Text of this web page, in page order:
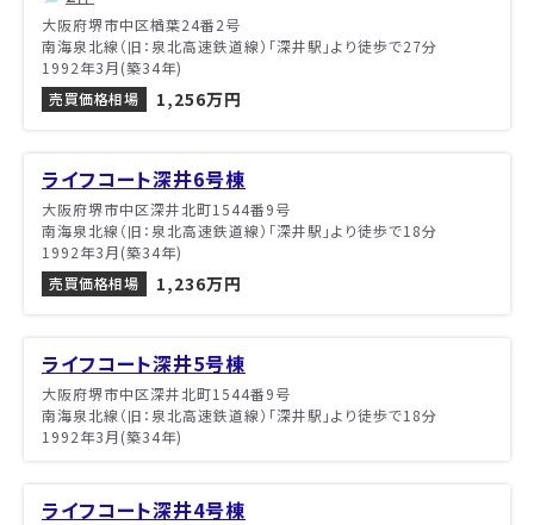
大阪府堺市中区楢葉24番2号
南海泉北線（旧：泉北高速鉄道線）「深井駅」より徒歩で27分
1992年3月(築34年)
売買価格相場
1,256万円
ライフコート深井6号棟
大阪府堺市中区深井北町1544番9号
南海泉北線（旧：泉北高速鉄道線）「深井駅」より徒歩で18分
1992年3月(築34年)
売買価格相場
1,236万円
ライフコート深井5号棟
大阪府堺市中区深井北町1544番9号
南海泉北線（旧：泉北高速鉄道線）「深井駅」より徒歩で18分
1992年3月(築34年)
ライフコート深井4号棟